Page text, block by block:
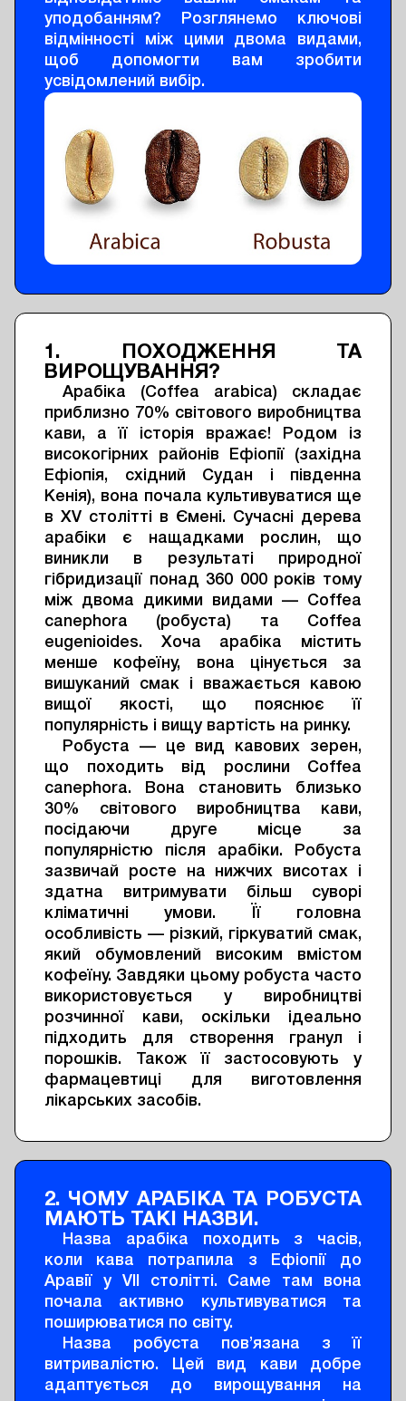
уподобанням? Розглянемо ключові
відмінності між цими двома видами,
щоб допомогти вам зробити
усвідомлений вибір.
1. ПОХОДЖЕННЯ ТА
ВИРОЩУВАННЯ?
Арабіка (Coffea arabica) складає
приблизно 70% світового виробництва
кави, а її історія вражає! Родом із
високогірних районів Ефіопії (західна
Ефіопія, східний Судан і південна
Кенія), вона почала культивуватися ще
в XV столітті в Ємені. Сучасні дерева
арабіки є нащадками рослин, що
виникли в результаті природної
гібридизації понад 360 000 років тому
між двома дикими видами — Coffea
canephora (робуста) та Coffea
eugenioides. Хоча арабіка містить
менше кофеїну, вона цінується за
вишуканий смак і вважається кавою
вищої якості, що пояснює її
популярність і вищу вартість на ринку.
Робуста — це вид кавових зерен,
що походить від рослини Coffea
canephora. Вона становить близько
30% світового виробництва кави,
посідаючи друге місце за
популярністю після арабіки. Робуста
зазвичай росте на нижчих висотах і
здатна витримувати більш суворі
кліматичні умови. Її головна
особливість — різкий, гіркуватий смак,
який обумовлений високим вмістом
кофеїну. Завдяки цьому робуста часто
використовується у виробництві
розчинної кави, оскільки ідеально
підходить для створення гранул і
порошків. Також її застосовують у
фармацевтиці для виготовлення
лікарських засобів.
2. ЧОМУ АРАБІКА ТА РОБУСТА
МАЮТЬ ТАКІ НАЗВИ.
Назва арабіка походить з часів,
коли кава потрапила з Ефіопії до
Аравії у VII столітті. Саме там вона
почала активно культивуватися та
поширюватися по світу.
Назва робуста пов’язана з її
витривалістю. Цей вид кави добре
адаптується до вирощування на